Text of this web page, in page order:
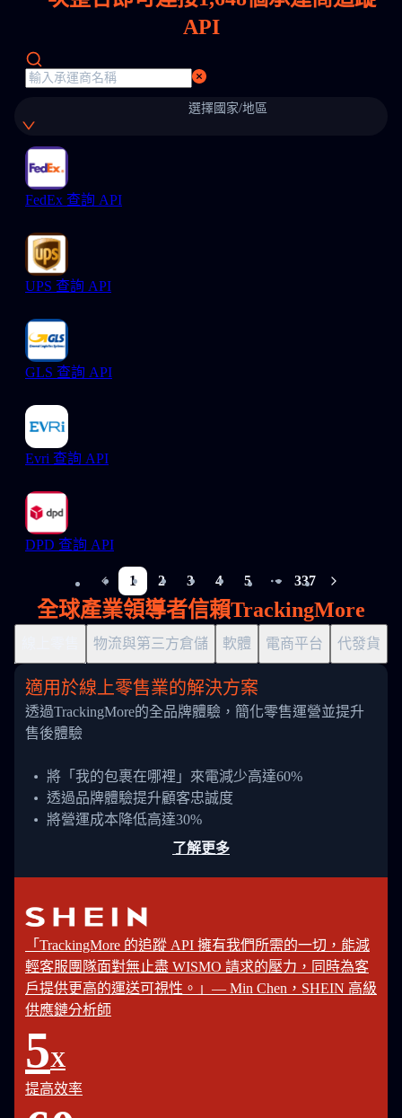
API
選擇國家/地區
FedEx 查詢 API
UPS 查詢 API
GLS 查詢 API
Evri 查詢 API
DPD 查詢 API
1 2 3 4 5
More pages
337
全球產業領導者信賴TrackingMore
物流與第三方倉儲 軟體 電商平台 代發貨
適用於線上零售業的解決方案
透過TrackingMore的全品牌體驗，簡化零售運營並提升
售後體驗
將「我的包裹在哪裡」來電減少高達60%
透過品牌體驗提升顧客忠誠度
將營運成本降低高達30%
了解更多
「TrackingMore 的追蹤 API 擁有我們所需的一切，能減
輕客服團隊面對無止盡 WISMO 請求的壓力，同時為客
戶提供更高的運送可視性。」— Min Chen，SHEIN 高級
供應鏈分析師
5X
提高效率